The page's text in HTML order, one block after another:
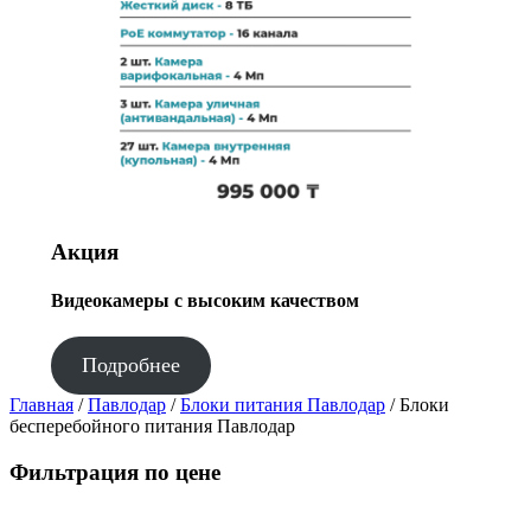
Акция
Видеокамеры с высоким качеством
Подробнее
Главная /Павлодар /Блоки питания Павлодар / Блоки
бесперебойного питания Павлодар
Фильтрация по цене